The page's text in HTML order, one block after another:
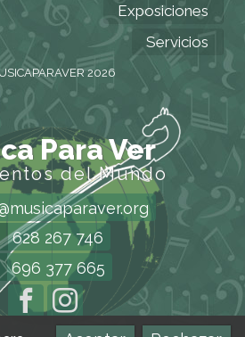
Exposiciones
Servicios
2026
Para Ver
del Mundo
628 267 746
696 377 665